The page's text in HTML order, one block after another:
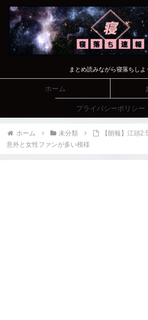
まとめ読みながら寝落ちしよ
ホーム
プライバシーポリシー
ホーム 未分類
【朗報】江頭
意外と女性ファンが多い模様